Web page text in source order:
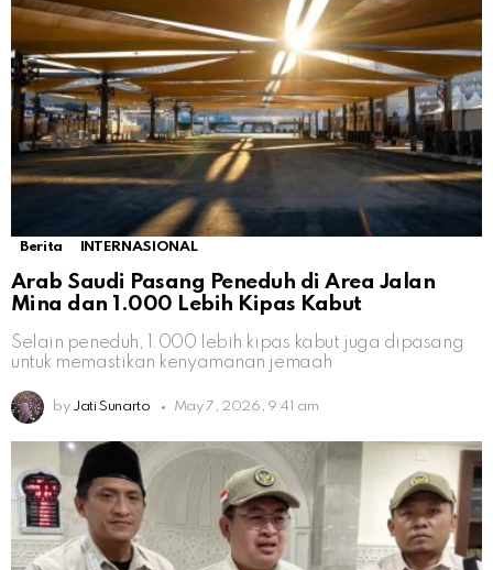
Berita INTERNASIONAL
Arab Saudi Pasang Peneduh di Area Jalan
Mina dan 1.000 Lebih Kipas Kabut
Selain peneduh, 1.000 lebih kipas kabut juga dipasang
untuk memastikan kenyamanan jemaah
by Jati Sunarto May 7, 2026, 9:41 am